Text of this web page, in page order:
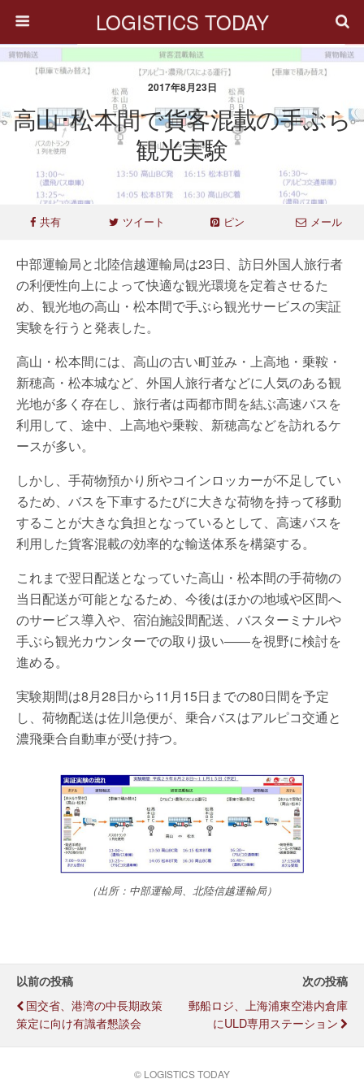
LOGISTICS TODAY
2017年8月23日
高山･松本間で貨客混載の手ぶら
観光実験
共有 ツイート ピン メール
中部運輸局と北陸信越運輸局は23日、訪日外国人旅行者
の利便性向上によって快適な観光環境を定着させるた
め、観光地の高山・松本間で手ぶら観光サービスの実証
実験を行うと発表した。
高山・松本間には、高山の古い町並み・上高地・乗鞍・
新穂高・松本城など、外国人旅行者などに人気のある観
光地が多く存在し、旅行者は両都市間を結ぶ高速バスを
利用して、途中、上高地や乗鞍、新穂高などを訪れるケ
ースが多い。
しかし、手荷物預かり所やコインロッカーが不足してい
るため、バスを下車するたびに大きな荷物を持って移動
することが大きな負担となっているとして、高速バスを
利用した貨客混載の効率的な輸送体系を構築する。
これまで翌日配送となっていた高山・松本間の手荷物の
当日配送が可能となるため、今後はほかの地域や区間へ
のサービス導入や、宿泊施設間配送、バスターミナルや
手ぶら観光カウンターでの取り扱い――を視野に検討を
進める。
実験期間は8月28日から11月15日までの80日間を予定
し、荷物配送は佐川急便が、乗合バスはアルピコ交通と
濃飛乗合自動車が受け持つ。
（出所：中部運輸局、北陸信越運輸局）
以前の投稿
国交省、港湾の中長期政策
策定に向け有識者懇談会
次の投稿
郵船ロジ、上海浦東空港内倉庫
にULD専用ステーション
© LOGISTICS TODAY